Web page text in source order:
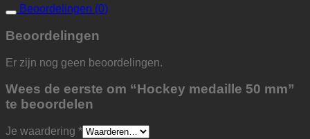
Beoordelingen (0)
Beoordelingen
Er zijn nog geen beoordelingen.
Wees de eerste om “Hockey medaille 50 mm”
te beoordelen
Je waardering *